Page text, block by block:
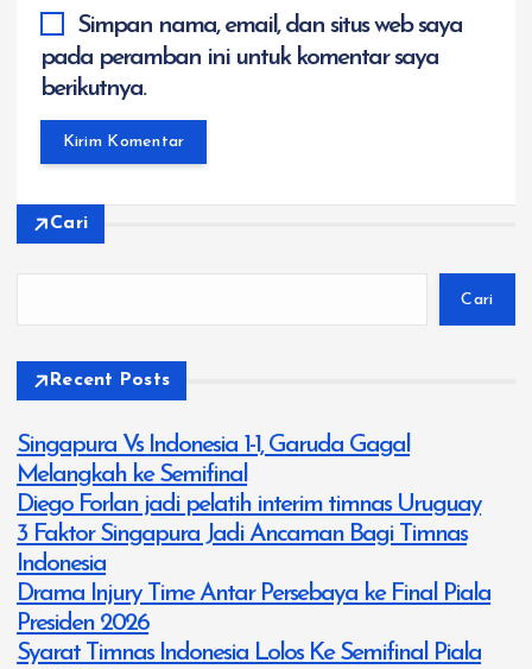
Simpan nama, email, dan situs web saya
pada peramban ini untuk komentar saya
berikutnya.
Cari
Cari
Recent Posts
Singapura Vs Indonesia 1-1, Garuda Gagal
Melangkah ke Semifinal
Diego Forlan jadi pelatih interim timnas Uruguay
3 Faktor Singapura Jadi Ancaman Bagi Timnas
Indonesia
Drama Injury Time Antar Persebaya ke Final Piala
Presiden 2026
Syarat Timnas Indonesia Lolos Ke Semifinal Piala